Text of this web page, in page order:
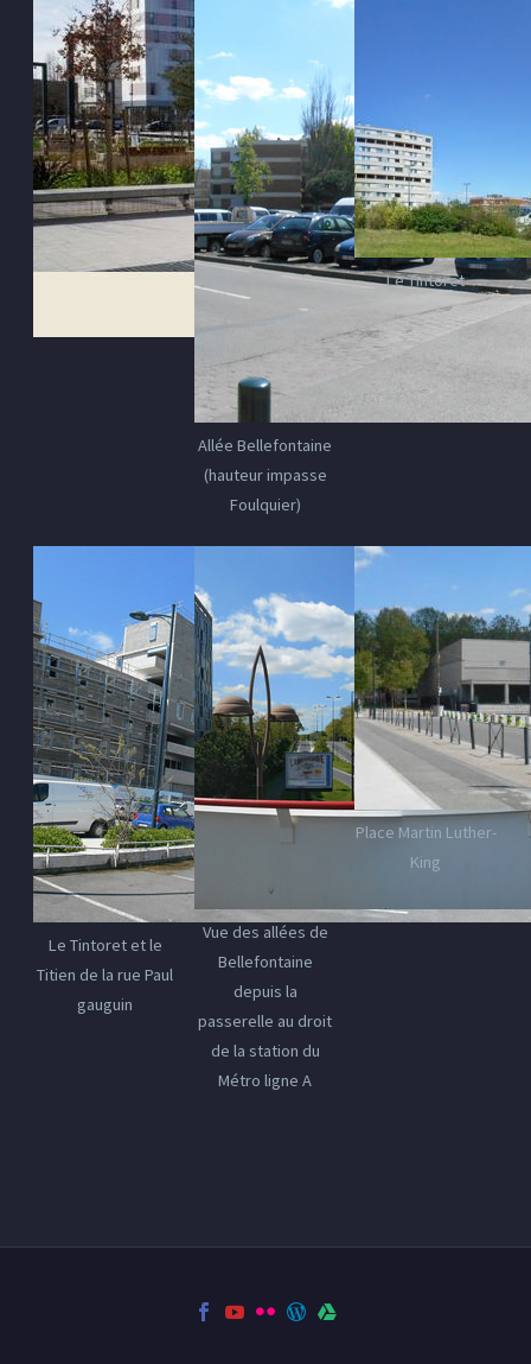
Allée Bellefontaine
(hauteur impasse
Foulquier)
Le Tintoret
Le Tintoret et le
Titien de la rue Paul
gauguin
Vue des allées de
Bellefontaine
depuis la
passerelle au droit
de la station du
Métro ligne A
Place Martin Luther-
King